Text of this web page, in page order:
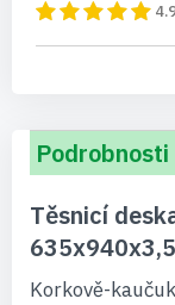
Podrobnosti
Těsnicí
Korkově-